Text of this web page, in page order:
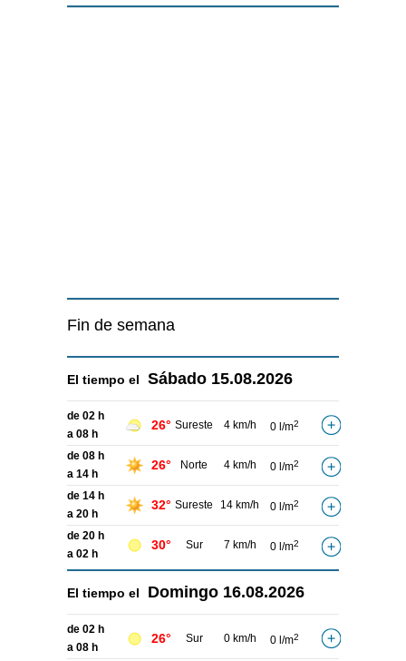
Fin de semana
El tiempo el Sábado 15.08.2026
de 02 h
a 08 h
26° Sureste 4 km/h 0 l/m2
de 08 h
a 14 h
26° Norte 4 km/h 0 l/m2
de 14 h
a 20 h
32° Sureste 14 km/h 0 l/m2
de 20 h
a 02 h
30° Sur 7 km/h 0 l/m2
El tiempo el Domingo 16.08.2026
de 02 h
a 08 h
26° Sur 0 km/h 0 l/m2